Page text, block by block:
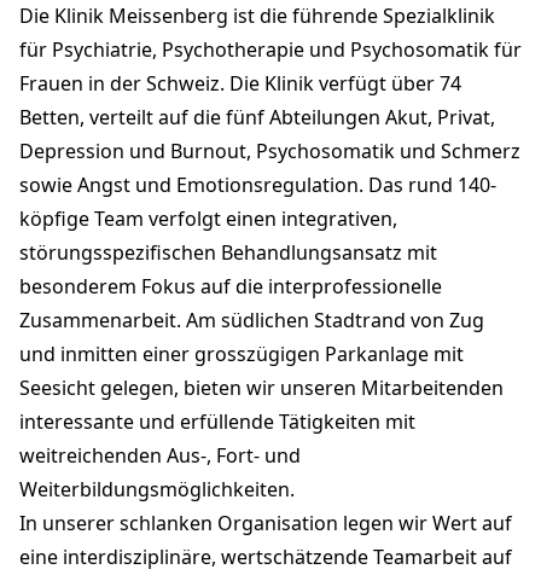
info.personal@meissenberg.ch
+41 41 726 57 57
meissenberg.ch
Die Klinik Meissenberg ist die führende Spezialklinik
für Psychiatrie, Psychotherapie und Psychosomatik für
Frauen in der Schweiz. Die Klinik verfügt über 74
Betten, verteilt auf die fünf Abteilungen Akut, Privat,
Depression und Burnout, Psychosomatik und Schmerz
sowie Angst und Emotionsregulation. Das rund 140-
köpfige Team verfolgt einen integrativen,
störungsspezifischen Behandlungsansatz mit
besonderem Fokus auf die interprofessionelle
Zusammenarbeit. Am südlichen Stadtrand von Zug
und inmitten einer grosszügigen Parkanlage mit
Seesicht gelegen, bieten wir unseren Mitarbeitenden
interessante und erfüllende Tätigkeiten mit
weitreichenden Aus-, Fort- und
Weiterbildungsmöglichkeiten.
In unserer schlanken Organisation legen wir Wert auf
eine interdisziplinäre, wertschätzende Teamarbeit auf